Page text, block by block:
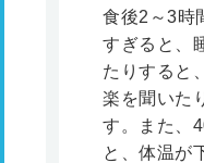
食後2～3時
すぎると、
たりすると
楽を聞いた
す。また、
と、体温が